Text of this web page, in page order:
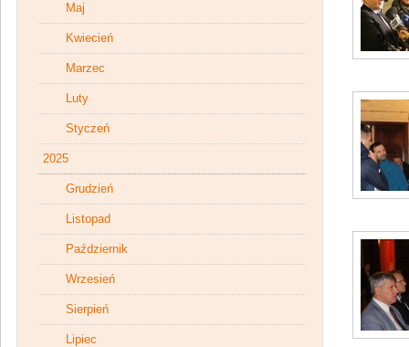
Maj
Kwiecień
Marzec
Luty
Styczeń
2025
Grudzień
Listopad
Październik
Wrzesień
Sierpień
Lipiec